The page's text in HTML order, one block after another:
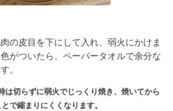
の皮目を下にして入れ、弱火にかけま
がついたら、ペーパータオルで余分な
。
は切らずに弱火でじっくり焼き、焼いてから
で縮まりにくくなります。